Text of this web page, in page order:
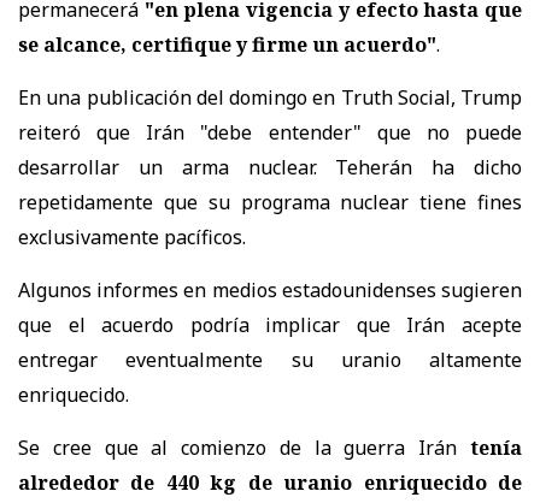
permanecerá "en plena vigencia y efecto hasta que
se alcance, certifique y firme un acuerdo".
En una publicación del domingo en Truth Social, Trump
reiteró que Irán "debe entender" que no puede
desarrollar un arma nuclear. Teherán ha dicho
repetidamente que su programa nuclear tiene fines
exclusivamente pacíficos.
Algunos informes en medios estadounidenses sugieren
que el acuerdo podría implicar que Irán acepte
entregar eventualmente su uranio altamente
enriquecido.
Se cree que al comienzo de la guerra Irán tenía
alrededor de 440 kg de uranio enriquecido de